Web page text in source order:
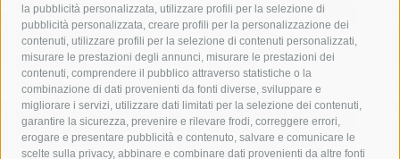
la pubblicità personalizzata, utilizzare profili per la selezione di
pubblicità personalizzata, creare profili per la personalizzazione dei
contenuti, utilizzare profili per la selezione di contenuti personalizzati,
misurare le prestazioni degli annunci, misurare le prestazioni dei
contenuti, comprendere il pubblico attraverso statistiche o la
combinazione di dati provenienti da fonti diverse, sviluppare e
migliorare i servizi, utilizzare dati limitati per la selezione dei contenuti,
garantire la sicurezza, prevenire e rilevare frodi, correggere errori,
erogare e presentare pubblicità e contenuto, salvare e comunicare le
scelte sulla privacy, abbinare e combinare dati provenienti da altre fonti
Asl Napoli 3 sud
capitaneria di porto capri
carabinieri
castellammare di stabia
circumvesuviana
comune di sorrento
concerto
contagi
costiera amalfitana
covid-19 eav
elezioni
fondazione sorrento
gori guardia costiera
incidente
lavori
lorenzo balducelli mare massa lubrense